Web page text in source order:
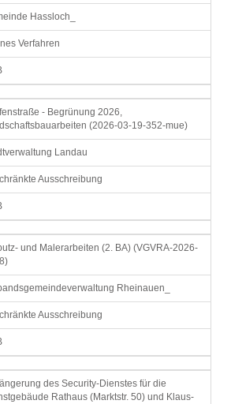
Hassloch_
Verfahren
- Begrünung 2026,
(2026-03-19-352-mue)
Landau
Ausschreibung
und Malerarbeiten (2. BA) (VGVRA-2026-
Rheinauen_
Ausschreibung
des Security-Dienstes für die
Rathaus (Marktstr. 50) und Klaus-